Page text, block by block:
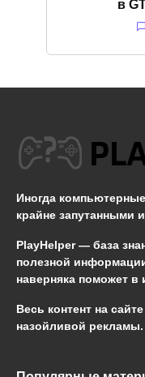
в
Иногда
крайне запутанными
PlayHelper — база
полезной
наверняка поможет в
Весь контент на
назойливой рекламы.